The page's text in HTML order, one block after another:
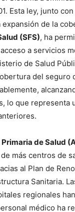
Esta ley, junto
expansión de la
(SFS), ha
a servicios
de Salud
del seguro
lo que representa
de Salud
más centros de
al Plan de
Sanitaria.
regionales
médico ha